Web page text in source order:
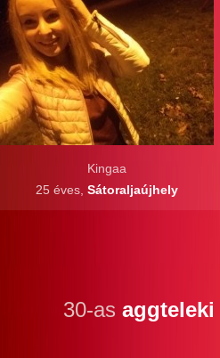
Kingaa
25 éves, Sátoraljaújhely
30-as aggteleki